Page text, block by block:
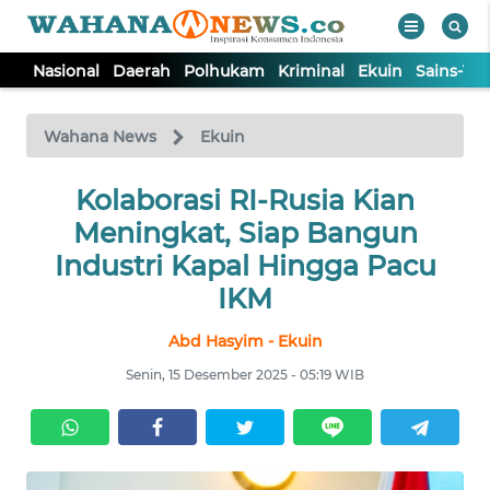
Nasional Daerah Polhukam Kriminal Ekuin Sains-
Wahana News Ekuin
Kolaborasi RI-Rusia Kian
Meningkat, Siap Bangun
Industri Kapal Hingga Pacu
IKM
Abd Hasyim - Ekuin
Senin, 15 Desember 2025 - 05:19 WIB
TV
Tutup
NASIONAL
DAERAH
EKUIN